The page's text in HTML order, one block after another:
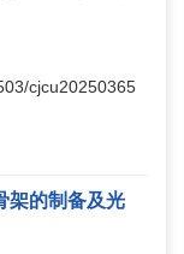
cjcu20250365
架的制备及光